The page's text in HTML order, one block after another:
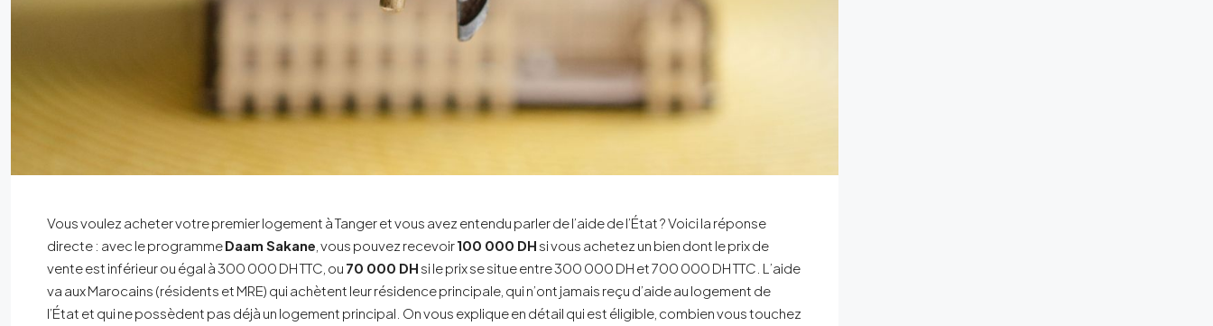
Vous voulez acheter votre premier logement à Tanger et vous avez entendu parler de l’aide de l’État ? Voici la réponse
directe : avec le programmeDaam Sakane , vous pouvez recevoir100 000 DH si vous achetez un bien dont le prix de
vente est inférieur ou égal à 300 000 DH TTC, ou 70 000 DH si le prix se situe entre 300 000 DH et 700 000 DH TTC. L’aide
va aux Marocains (résidents et MRE) qui achètent leur résidence principale, qui n’ont jamais reçu d’aide au logement de
l’État et qui ne possèdent pas déjà un logement principal. On vous explique en détail qui est éligible, combien vous touchez